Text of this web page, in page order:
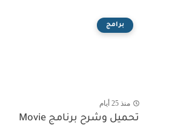
برامج
منذ 25 أيام
تحميل وشرح برنامج Movie